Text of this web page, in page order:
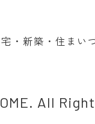
・新築・住まい
All